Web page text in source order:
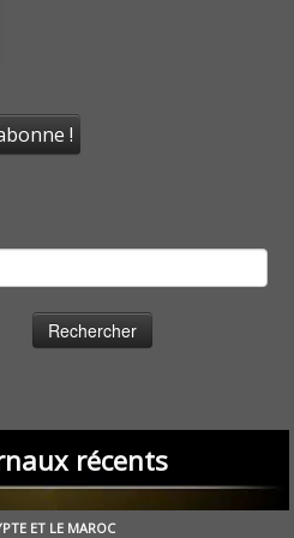
récents
ET LE MAROC